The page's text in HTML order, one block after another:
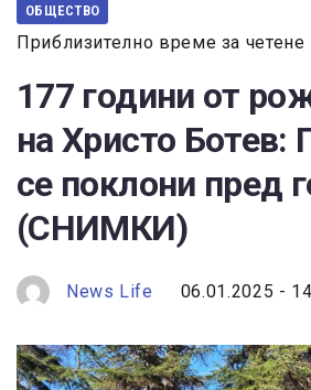
ОБЩЕСТВО
Приблизително време за четене
177 години от
на Христо Ботев:
се поклони пред
(СНИМКИ)
News Life 06.01.2025 -